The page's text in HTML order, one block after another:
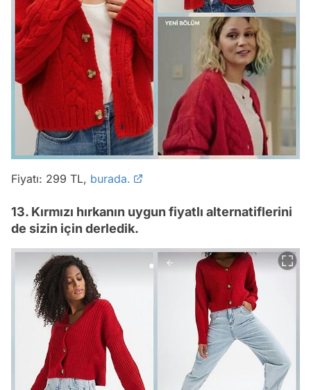
Fiyatı: 299 TL, burada.
13. Kırmızı hırkanın uygun fiyatlı alternatiflerini
de sizin için derledik.